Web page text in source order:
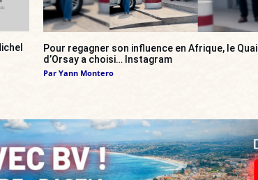
Pour regagner son influence en Afrique, le Quai
d’Orsay a choisi… Instagram
Par Yann Montero